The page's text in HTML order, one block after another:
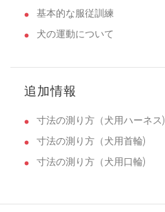
基本的な服従訓練
犬の運動について
追加情報
寸法の測り方（犬用ハーネス)
寸法の測り方（犬用首輪)
寸法の測り方（犬用口輪)